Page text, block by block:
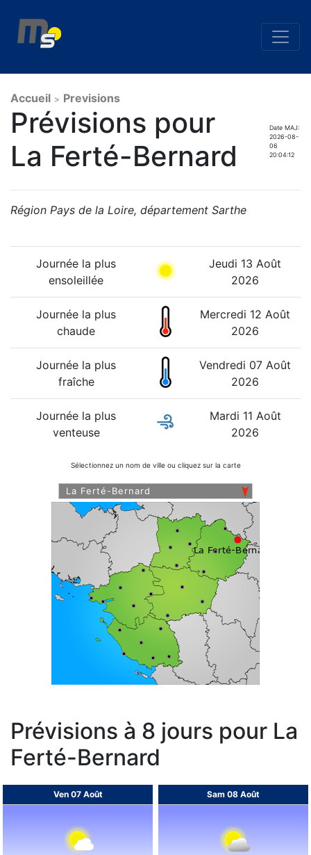
Accueil > Previsions
Prévisions pour
La Ferté-Bernard
Date MAJ:
2026-08-
06
20:04:12
Région Pays de la Loire, département Sarthe
Journée la plus
ensoleillée
Jeudi 13 Août
2026
Journée la plus
chaude
Mercredi 12 Août
2026
Journée la plus
fraîche
Vendredi 07 Août
2026
Journée la plus
venteuse
Mardi 11 Août
2026
Sélectionnez un nom de ville ou cliquez sur la carte
Prévisions à 8 jours pour La
Ferté-Bernard
Ven 07 Août Sam 08 Août